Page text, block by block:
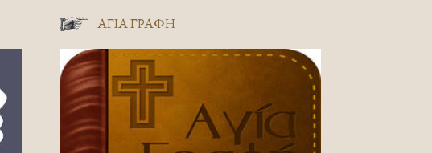
ΑΓΊΑ ΓΡΑΦΉ